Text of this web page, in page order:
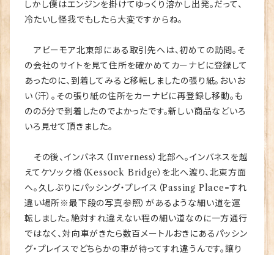
しかし僕はエンジンを掛けてゆっくり溶かし出発。だって、
冷たいし怪我でもしたら大変ですからね。
アビーモア北東部にある取引先へは、初めての訪問。そ
の会社のサイトを見て住所を確かめてカーナビに登録して
あったのに、到着してみると移転しましたの張り紙。おいお
い（汗）。その張り紙の住所をカーナビに再登録し移動。も
のの5分で到着したのでよかったです。新しい商品などいろ
いろ見せて頂きました。
その後、インバネス（Inverness）北部へ。インバネスを越
えてケソック橋（Kessock Bridge）を北へ渡り、北東方面
へ。久しぶりにパッシング・プレイス（Passing Place=すれ
違い場所※最下段の写真参照）があるような細い道を運
転しました。絶対すれ違えない程の細い道なのに一方通行
ではなく、対向車がきたら数百メートルおきにあるパッシン
グ・プレイスでどちらかの車が待ってすれ違うんです。譲り